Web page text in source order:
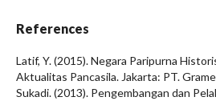
References
Latif, Y. (2015). Negara Paripurna
Aktualitas Pancasila. Jakarta: PT.
Sukadi. (2013). Pengembangan dan